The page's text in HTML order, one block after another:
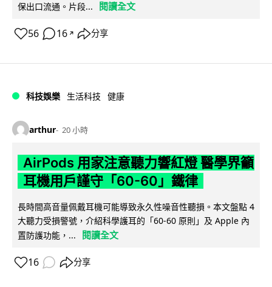
保出口流通。片段...
閱讀全文
56 16 ↗ 分享
科技娛樂 生活科技 健康
arthur 20 小時
AirPods 用家注意聽力響紅燈 醫學界籲
耳機用戶謹守「60-60」鐵律
長時間高音量佩戴耳機可能導致永久性噪音性聽損。本文盤點 4
大聽力受損警號，介紹科學護耳的「60-60 原則」及 Apple 內
置防護功能，...
閱讀全文
16 分享